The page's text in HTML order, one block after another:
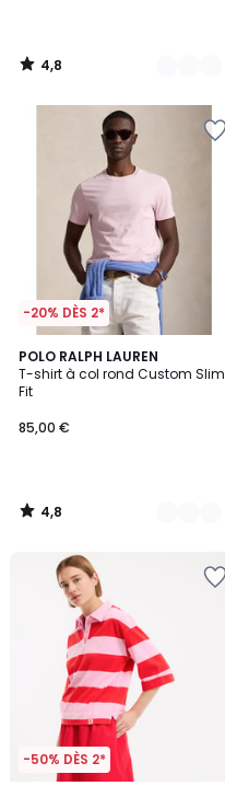
4,8
/
-20% DÈS 2*
POLO RALPH LAUREN
T-shirt à col rond Custom Slim
Fit
85,00 €
4,8
/ 5
12
Couleurs
4,8
/
-50% DÈS 2*